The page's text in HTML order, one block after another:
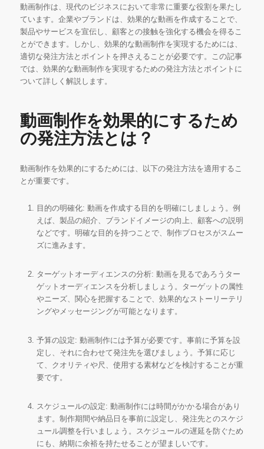
動画制作は、現代のビジネスにおいて非常に重要な役割を果たし
ています。企業やブランドは、効果的な動画を作成することで、
製品やサービスを宣伝し、顧客との接触を強化する機会を得るこ
とができます。しかし、効果的な動画制作を実現するためには、
適切な発注方法とポイントを押さえることが必要です。この記事
では、効果的な動画制作を実現するための発注方法とポイントに
ついて詳しく解説します。
動画制作を効果的にするため
の発注方法とは？
動画制作を効果的にするためには、以下の発注方法を適用するこ
とが重要です。
目的の明確化: 動画を作成する目的を明確にしましょう。例
えば、製品の紹介、ブランドイメージの向上、顧客への説明
などです。明確な目的を持つことで、制作プロセスがスムー
ズに進みます。
ターゲットオーディエンスの分析: 動画を見るであろうター
ゲットオーディエンスを分析しましょう。ターゲットの属性
やニーズ、関心を把握することで、効果的なストーリーテリ
ングやメッセージングが可能となります。
予算の設定: 動画制作には予算が必要です。事前に予算を設
定し、それに合わせて発注先を選びましょう。予算に応じ
て、クオリティや尺、使用する素材などを検討することが重
要です。
スケジュールの設定: 動画制作には時間がかかる場合があり
ます。制作期間や納品日を事前に設定し、発注先とのスケジ
ュール調整を行いましょう。スケジュールの遅延を防ぐため
にも、納期に余裕を持たせることが望ましいです。